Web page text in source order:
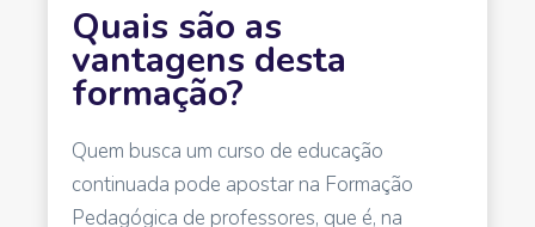
Quais são as
vantagens desta
formação?
Quem busca um curso de educação
continuada pode apostar na Formação
Pedagógica de professores, que é, na